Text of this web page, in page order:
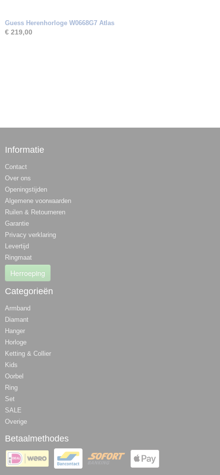
Guess Herenhorloge W0668G7 Atlas
€ 219,00
Informatie
Contact
Over ons
Openingstijden
Algemene voorwaarden
Ruilen & Retourneren
Garantie
Privacy verklaring
Levertijd
Ringmaat
Herroeping
Categorieën
Armband
Diamant
Hanger
Horloge
Ketting & Collier
Kids
Oorbel
Ring
Set
SALE
Overige
Betaalmethodes